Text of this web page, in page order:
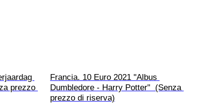
prezzo
Francia. 10 Euro 2021 "Albus
Dumbledore - Harry Potter"  (Senza
prezzo di riserva)